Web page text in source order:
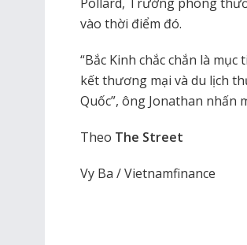
vào thời điểm đó.
“Bắc Kinh chắc chắn là
kết thương mại và du lịch
Quốc”, ông Jonathan nhấn
Theo The Street
Vy Ba / Vietnamfinance